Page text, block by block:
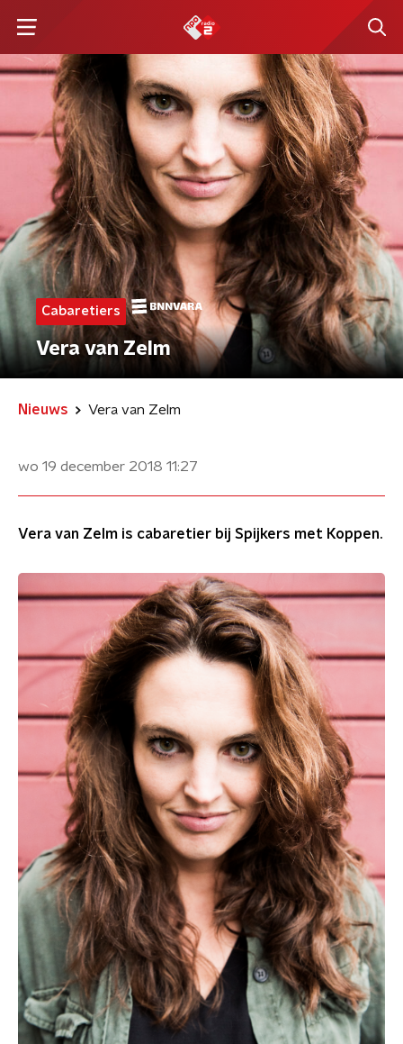
Cabaretiers
Vera van Zelm
Nieuws Vera van Zelm
wo 19 december 2018 11:27
Vera van Zelm is cabaretier bij Spijkers met Koppen.